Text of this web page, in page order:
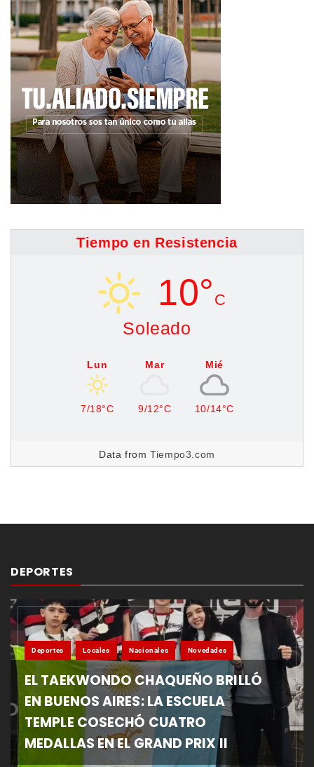
entradas
Tiempo en Resistencia
10° C
Soleado
Lun
7/18°C
Mar
9/12°C
Mié
10/14°C
Data fromTiempo3.com
DEPORTES
Deportes Locales Nacionales Novedades
EL TAEKWONDO CHAQUEÑO BRILLÓ
EN BUENOS AIRES: LA ESCUELA
TEMPLE COSECHÓ CUATRO
MEDALLAS EN EL GRAND PRIX II